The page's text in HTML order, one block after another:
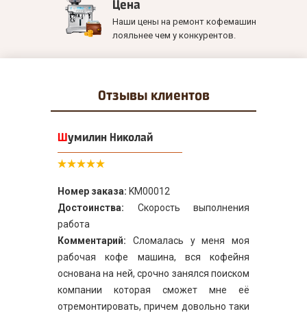
Цена
Наши цены на ремонт кофемашин
лояльнее чем у конкурентов.
Отзывы клиентов
Шумилин Николай
Номер заказа: KM00012
Достоинства: Скорость выполнения
работа
Комментарий: Сломалась у меня моя
рабочая кофе машина, вся кофейня
основана на ней, срочно занялся поиском
компании которая сможет мне её
отремонтировать, причем довольно таки